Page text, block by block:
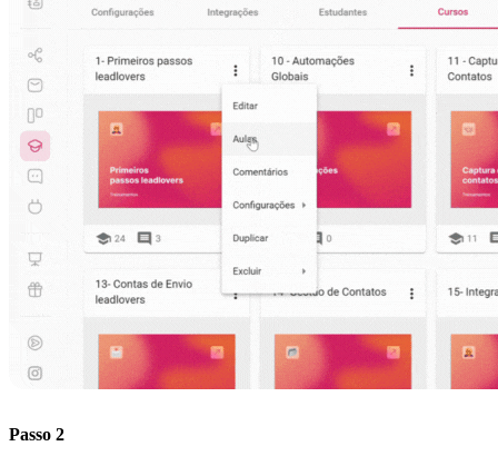
Passo 2